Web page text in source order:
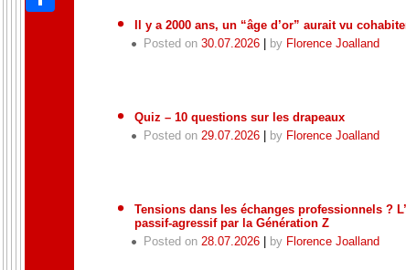
Il y a 2000 ans, un “âge d’or” aurait vu
Posted on 30.07.2026| by Florence Joalland
Quiz – 10 questions sur les drapeaux
Posted on 29.07.2026| by Florence Joalland
Tensions dans les échanges professionnels ?
passif-agressif par la Génération Z
Posted on 28.07.2026| by Florence Joalland